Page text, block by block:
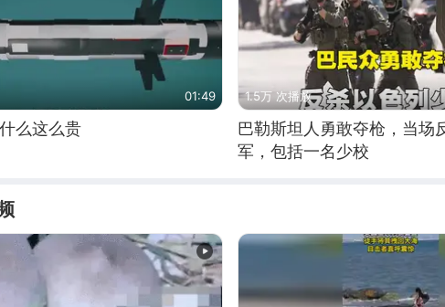
01:49
么这么贵
1.5万 次播放
巴勒斯坦人勇敢夺枪，当场
军，包括一名少校